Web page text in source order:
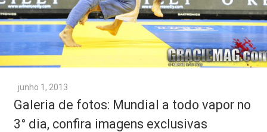
junho 1, 2013
Galeria de fotos: Mundial a todo vapor no
3° dia, confira imagens exclusivas